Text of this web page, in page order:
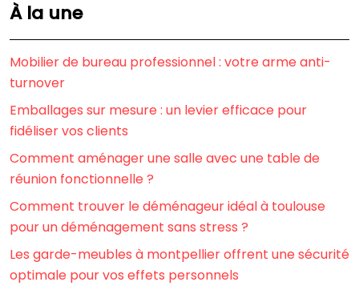
À la une
Mobilier de bureau professionnel : votre arme anti-
turnover
Emballages sur mesure : un levier efficace pour
fidéliser vos clients
Comment aménager une salle avec une table de
réunion fonctionnelle ?
Comment trouver le déménageur idéal à toulouse
pour un déménagement sans stress ?
Les garde-meubles à montpellier offrent une sécurité
optimale pour vos effets personnels